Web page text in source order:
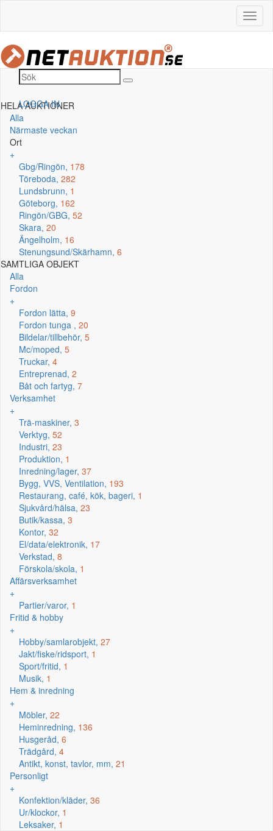
LOGGA IN
HELA AUKTIONER
Alla
Närmaste veckan
Ort
+
Gbg/Ringön, 178
Töreboda, 282
Lundsbrunn, 1
Göteborg, 162
Ringön/GBG, 52
Skara, 20
Ängelholm, 16
Stenungsund/Skärhamn, 6
SAMTLIGA OBJEKT
Alla
Fordon
+
Fordon lätta, 9
Fordon tunga , 20
Bildelar/tillbehör, 5
Mc/moped, 5
Truckar, 4
Entreprenad, 2
Båt och fartyg, 7
Verksamhet
+
Trä-maskiner, 3
Verktyg, 52
Industri, 23
Produktion, 1
Inredning/lager, 37
Bygg, VVS, Ventilation, 193
Restaurang, café, kök, bageri, 1
Sjukvård/hälsa, 23
Butik/kassa, 3
Kontor, 32
El/data/elektronik, 17
Verkstad, 8
Förskola/skola, 1
Affärsverksamhet
+
Partier/varor, 1
Fritid & hobby
+
Hobby/samlarobjekt, 27
Jakt/fiske/ridsport, 1
Sport/fritid, 1
Musik, 1
Hem & inredning
+
Möbler, 22
Heminredning, 136
Husgeråd, 6
Trädgård, 4
Antikt, konst, tavlor, mm, 21
Personligt
+
Konfektion/kläder, 36
Ur/klockor, 1
Leksaker, 1